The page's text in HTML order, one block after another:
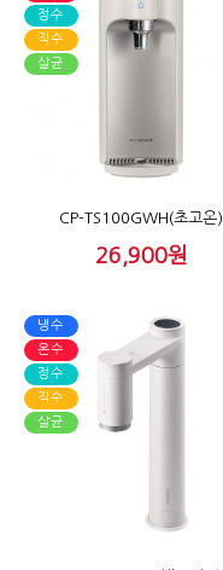
CP-TS100GWH(초고온)
26,900원
정수
직수
살균
냉수
온수
정수
직수
살균